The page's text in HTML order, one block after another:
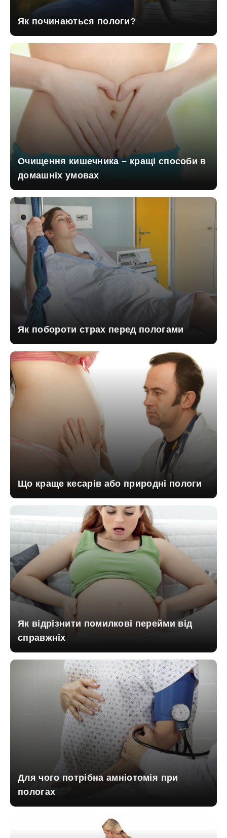
Як починаються пологи?
Очищення кишечника – кращі способи в
домашніх умовах
Як побороти страх перед пологами
Що краще кесарів або природні пологи
Як відрізнити помилкові перейми від
справжніх
Для чого потрібна амніотомія при
пологах